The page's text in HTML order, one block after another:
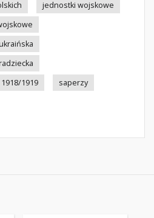
jednostki wojskowe
1919
saperzy